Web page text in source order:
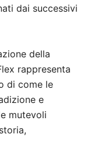
dai successivi
della
rappresenta
di come le
e
mutevoli